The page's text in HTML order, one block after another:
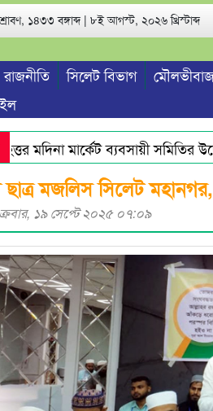
১৪৩৩ বঙ্গাব্দ | ৮ই আগস্ট, ২০২৬ খ্রিস্টাব্দ
রাজনীতি সিলেট বিভাগ
মদিনা মার্কেট ব্যবসায়ী সমিতির
মজলিস সিলেট
১৯ সেপ্টে ২০২৫ ০৭:০৯